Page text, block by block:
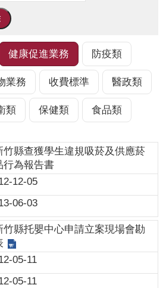
健康促進業務 防疫類
業務 收費標準 醫政類
類 保健類 食品類
竹縣查獲學生違規吸菸及供應菸
行為報告書
12-05
06-03
竹縣托嬰中心申請立案現場會勘
05-11
05-11